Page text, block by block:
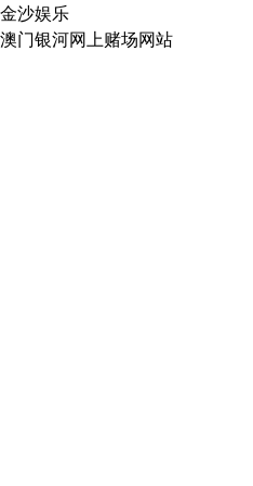
金沙娱乐
澳门银河网上赌场网站